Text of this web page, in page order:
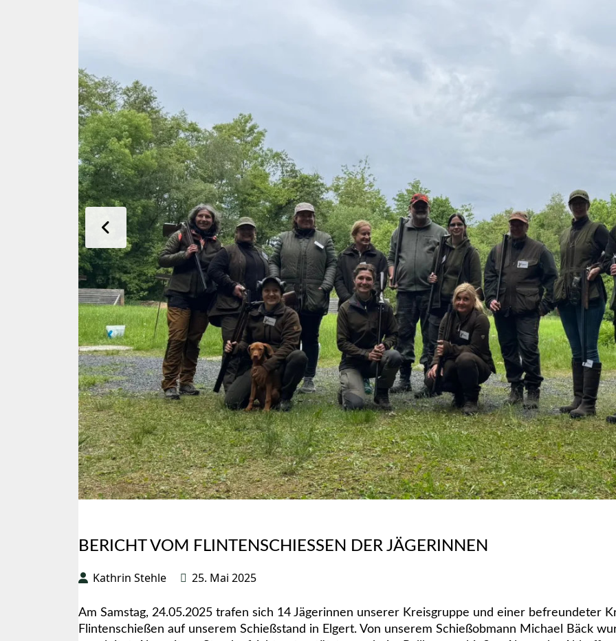
Previous
BERICHT VOM FLINTENSCHIESSEN DER JÄGERINNEN
Kathrin Stehle 25. Mai 2025
Am Samstag, 24.05.2025 trafen sich 14 Jägerinnen unserer Kreisgruppe und einer befreundeter
Flintenschießen auf unserem Schießstand in Elgert. Von unserem Schießobmann Michael Bäck